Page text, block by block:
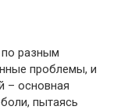
разным
проблемы, и
– основная
пытаясь